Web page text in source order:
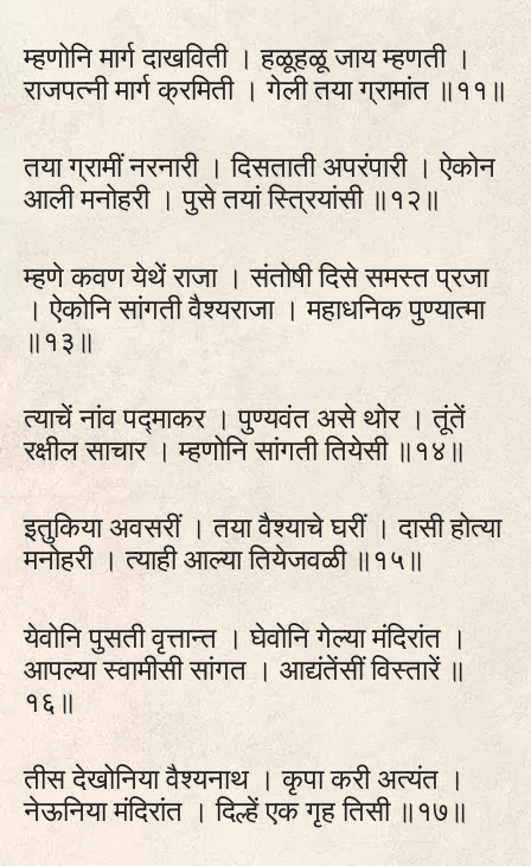
म्हणोनि मार्ग दाखविती । हळूहळू जाय म्हणती ।
राजपत्‍नी मार्ग क्रमिती । गेली तया ग्रामांत ॥११॥
तया ग्रामीं नरनारी । दिसताती अपरंपारी । ऐकोन
आली मनोहरी । पुसे तयां स्त्रियांसी ॥१२॥
म्हणे कवण येथें राजा । संतोषी दिसे समस्त प्रजा
। ऐकोनि सांगती वैश्यराजा । महाधनिक पुण्यात्मा
॥१३॥
त्याचें नांव पद्माकर । पुण्यवंत असे थोर । तूंतें
रक्षील साचार । म्हणोनि सांगती तियेसी ॥१४॥
इतुकिया अवसरीं । तया वैश्याचे घरीं । दासी होत्या
मनोहरी । त्याही आल्या तियेजवळी ॥१५॥
येवोनि पुसती वृत्तान्त । घेवोनि गेल्या मंदिरांत ।
आपल्या स्वामीसी सांगत । आद्यंतेंसीं विस्तारें ॥
१६॥
तीस देखोनिया वैश्यनाथ । कृपा करी अत्यंत ।
नेऊनिया मंदिरांत । दिल्हें एक गृह तिसी ॥१७॥